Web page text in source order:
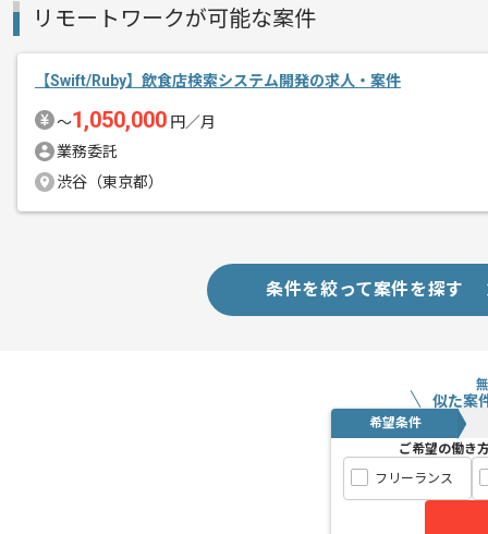
よりよいサービスの提供を目指して、
改善案や意見が歓迎され、活発なコミ
特におすすめの案件でございます。
リモートワークが可能な案件
【Swift/Ruby】飲食店検索システム開発の求人・案件
〜1,050,000 円／月
業務委託
渋谷（東京都）
条件を絞って案件を探す
似た案
希望条件
ご希望の働き
フリーランス